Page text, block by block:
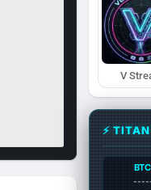
V
⚡
BTC